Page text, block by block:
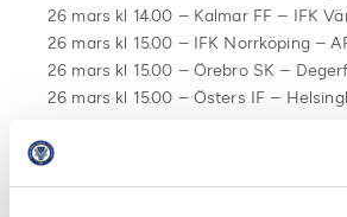
26 mars kl 14.00 – Kalmar FF – IFK
26 mars kl 15.00 – IFK Norrköping –
26 mars kl 15.00 – Örebro SK –
26 mars kl 15.00 – Östers IF –
27 mars kl 14.00 – Djurgårdens IF –